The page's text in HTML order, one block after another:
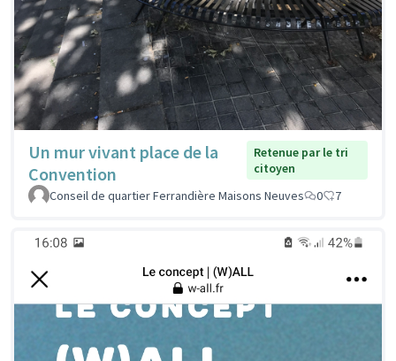
Un mur vivant place de la
Convention
Retenue par le tri
citoyen
Conseil de quartier Ferrandière Maisons Neuves
0 7